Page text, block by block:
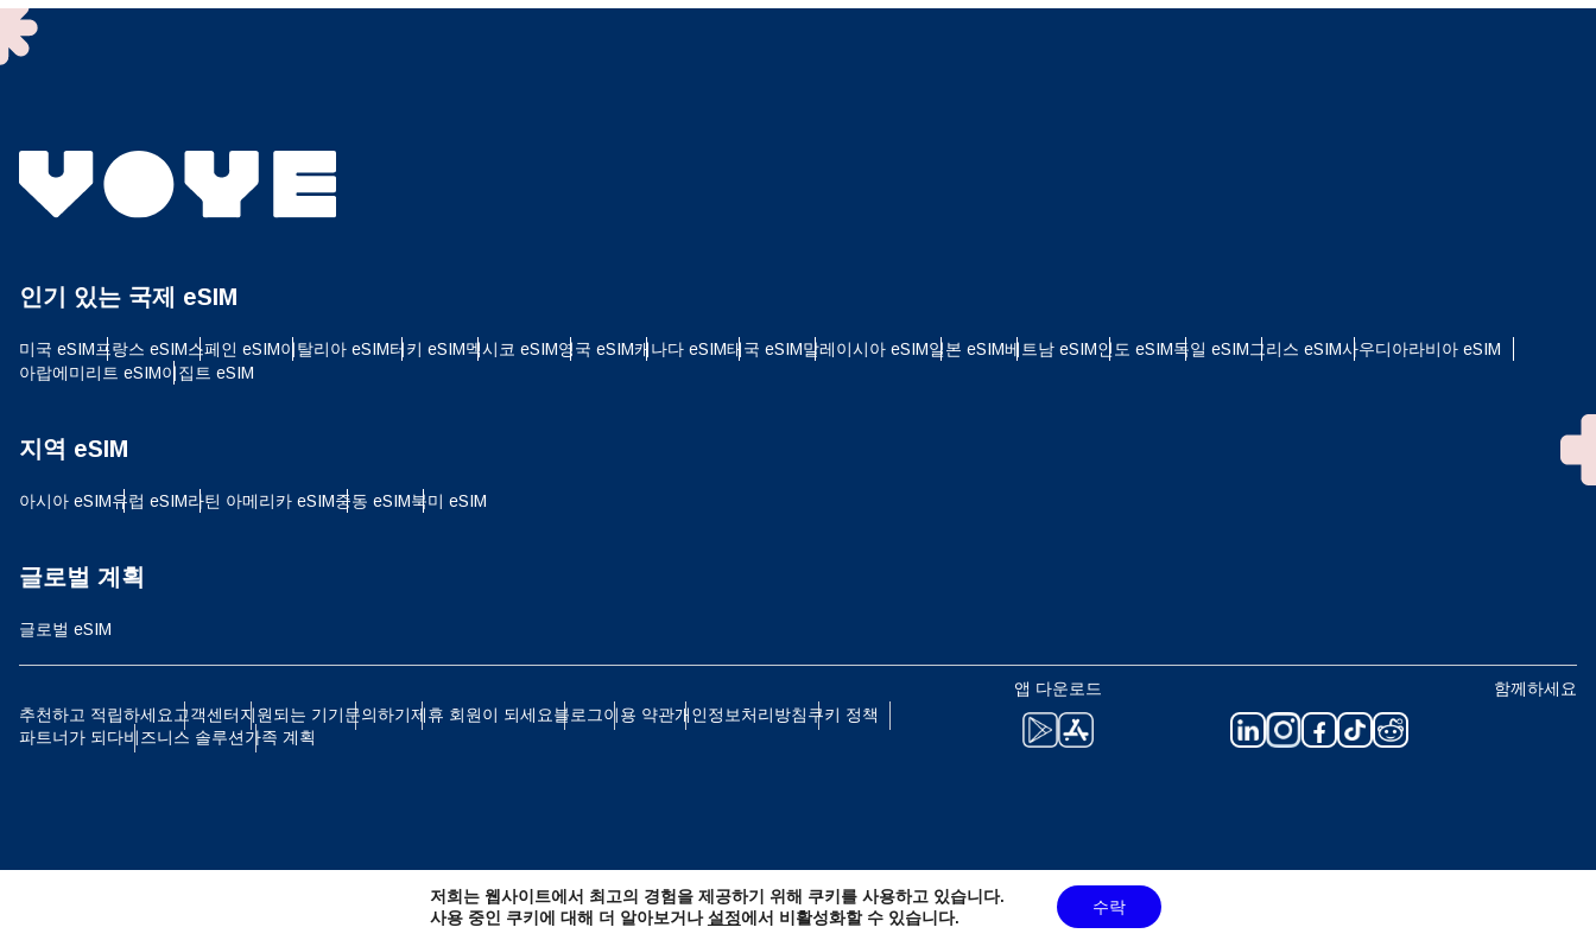
or enter in your device settings. Once activated, you can enjoy the benefits
인기 있는 국제 eSIM
미국 eSIM프랑스 eSIM스페인 eSIM이탈리아 eSIM터키 eSIM멕시코 eSIM영국 eSIM캐나다 eSIM태국 eSIM말레이시아 eSIM일본 eSIM베트남 eSIM인도 eSIM독일 eSIM그리스 eSIM사우디아라비아 eSIM
아랍에미리트 eSIM이집트 eSIM
지역 eSIM
아시아 eSIM유럽 ​​eSIM라틴 아메리카 eSIM중동 eSIM북미 eSIM
글로벌 계획
글로벌 eSIM
추천하고 적립하세요고객센터지원되는 기기문의하기제휴 회원이 되세요블로그이용 약관개인정보처리방침쿠키 정책
파트너가 되다비즈니스 솔루션가족 계획
앱 다운로드 함께하세요
English Español
Polski Português
简体中文 繁體中文
CHF - 스위스 프랑 NZD - 뉴질랜드 달러
저희는 웹사이트에서 최고의 경험을 제공하기 위해 쿠키를 사용하고 있습니다.
사용 중인 쿠키에 대해 더 알아보거나설정에서 비활성화할 수 있습니다.
수락